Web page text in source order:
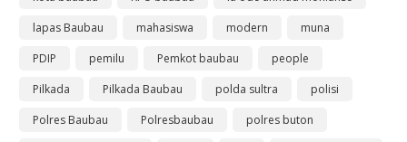
lapas Baubau
mahasiswa modern
muna
PDIP
pemilu Pemkot baubau
people
Pilkada
Pilkada Baubau polda sultra
polisi
Polres Baubau
Polresbaubau
polres buton